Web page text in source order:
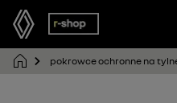
pokrowce ochronne na